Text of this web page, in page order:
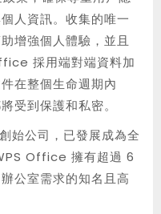
人資訊。收集的唯一
增強個人體驗，並且
採用端對端資料加
在整個生命週期內
受到保護和私密。
始公司，已發展成為全
Office 擁有超過 6
公室需求的知名且高